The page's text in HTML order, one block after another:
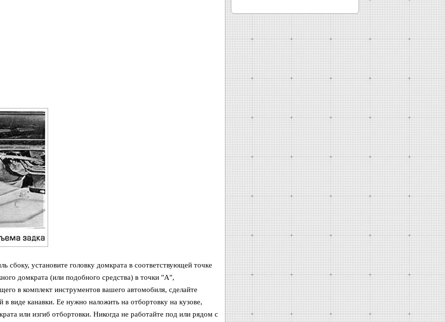
сбоку, установите головку домкрата в соответствующей точке
домкрата (или подобного средства) в точки "А",
в комплект инструментов вашего автомобиля, сделайте
в виде канавки. Ее нужно наложить на отбортовку на кузове,
или изгиб отбортовки. Никогда не работайте под или рядом с